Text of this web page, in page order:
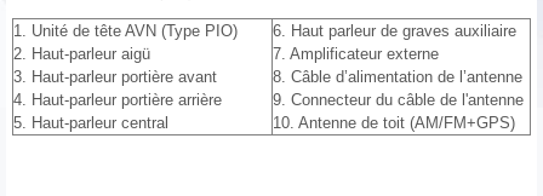
1. Unité de tête AVN (Type PIO)
2. Haut-parleur aigü
3. Haut-parleur portière avant
4. Haut-parleur portière arrière
5. Haut-parleur central
6. Haut parleur de graves auxiliaire
7. Amplificateur externe
8. Câble d’alimentation de l’antenne
9. Connecteur du câble de l'antenne
10. Antenne de toit (AM/FM+GPS)